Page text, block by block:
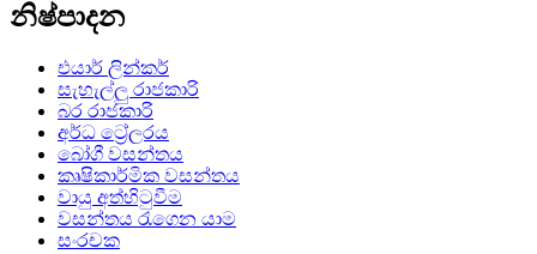
නිෂ්පාදන
එයාර් ලින්කර්
සැහැල්ලු රාජකාරි
බර රාජකාරි
අර්ධ ට්‍රේලරය
බෝගී වසන්තය
කෘෂිකාර්මික වසන්තය
වායු අත්හිටුවීම
වසන්තය රැගෙන යාම
සංරචක